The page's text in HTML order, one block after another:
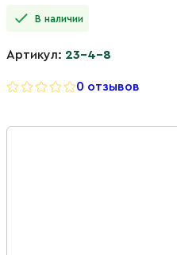
В наличии
Артикул: 23-4-8
0 отзывов